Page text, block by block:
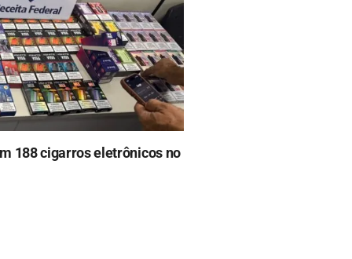
188 cigarros eletrônicos no